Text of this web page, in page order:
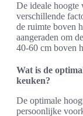
De ideale hoogte
verschillende
de ruimte boven
aangeraden om
40-60 cm boven
Wat is de
keuken?
De optimale
persoonlijke